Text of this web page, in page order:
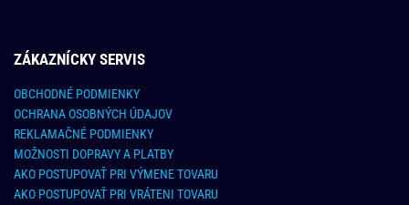
ZÁKAZNÍCKY SERVIS
OBCHODNÉ PODMIENKY
OCHRANA OSOBNÝCH ÚDAJOV
REKLAMAČNÉ PODMIENKY
MOŽNOSTI DOPRAVY A PLATBY
AKO POSTUPOVAŤ PRI VÝMENE TOVARU
AKO POSTUPOVAŤ PRI VRÁTENI TOVARU